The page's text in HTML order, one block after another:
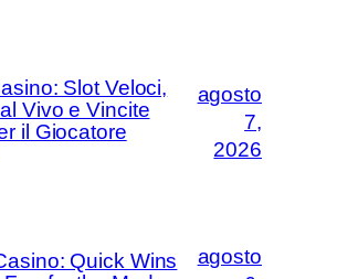
Slot Veloci,
Vivo e Vincite
il Giocatore
agosto
7,
2026
Quick Wins
agosto